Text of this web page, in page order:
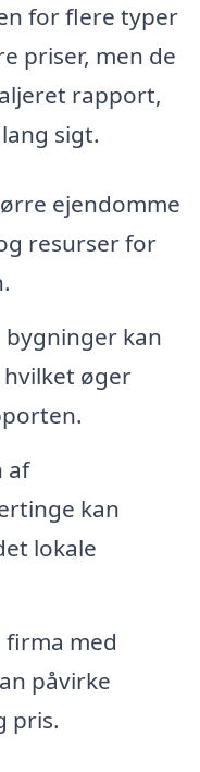
for flere typer
priser, men de
rapport,
sigt.
ejendomme
resurser for
kan
øger
af
kan
lokale
med
påvirke
pris.